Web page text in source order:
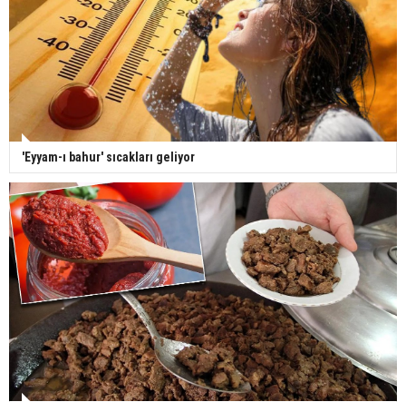
'Eyyam-ı bahur' sıcakları geliyor